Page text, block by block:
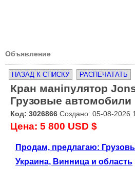
Объявление
НАЗАД К СПИСКУ РАСПЕЧАТАТЬ
Кран маніпулятор
Грузовые автомобили
Код: 3026866 Создано: 05-08-2026
Цена: 5 800 USD $
Продам, предлагаю:
Украина, Винница и область